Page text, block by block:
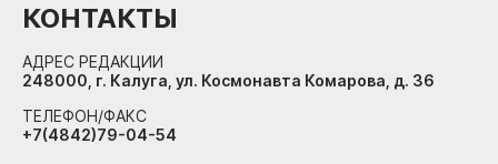
КОНТАКТЫ
АДРЕС РЕДАКЦИИ
248000, г. Калуга, ул. Космонавта Комарова, д. 36
ТЕЛЕФОН/ФАКС
+7(4842)79-04-54